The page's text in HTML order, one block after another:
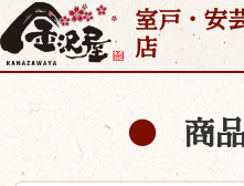
室戸・安
店
商